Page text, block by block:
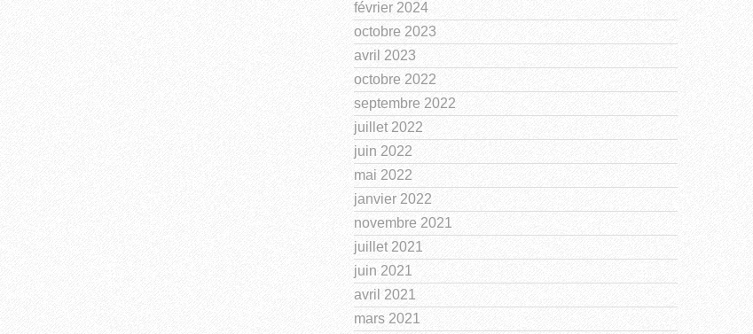
février 2024
octobre 2023
avril 2023
octobre 2022
septembre 2022
juillet 2022
juin 2022
mai 2022
janvier 2022
novembre 2021
juillet 2021
juin 2021
avril 2021
mars 2021